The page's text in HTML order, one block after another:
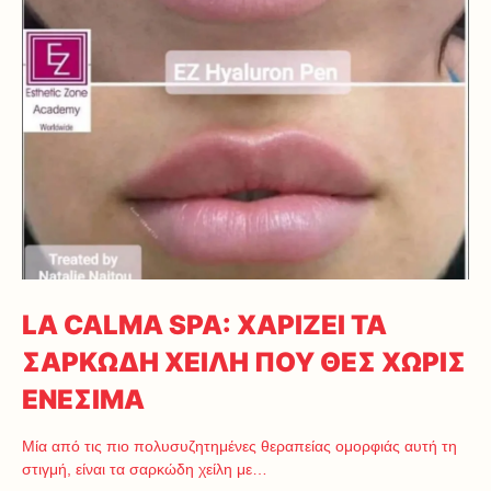
LA CALMA SPA: ΧΑΡΙΖΕΙ ΤΑ
ΣΑΡΚΩΔΗ ΧΕΙΛΗ ΠΟΥ ΘΕΣ ΧΩΡΙΣ
ΕΝΕΣΙΜΑ
Μία από τις πιο πολυσυζητημένες θεραπείας ομορφιάς αυτή τη
στιγμή, είναι τα σαρκώδη χείλη με…